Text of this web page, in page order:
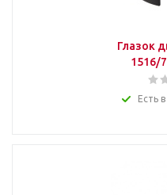
Глазок
1516/
Есть